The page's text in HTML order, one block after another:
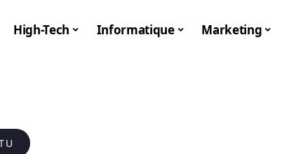
High-Tech Informatique Marketing